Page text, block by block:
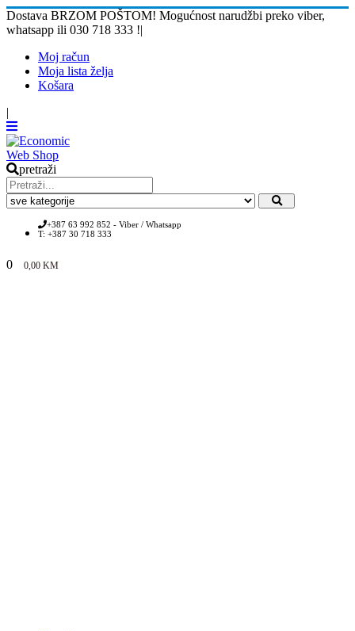
Dostava BRZOM POŠTOM! Mogućnost narudžbi preko viber,
whatsapp ili 030 718 333 !|
Moj račun
Moja lista želja
Košara
|
pretraži
+387 63 992 852 - Viber / Whatsapp
T: +387 30 718 333
0 0,00 KM